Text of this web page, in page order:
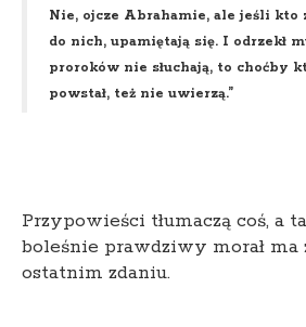
Nie, ojcze Abrahamie, ale jeśli kto
do nich, upamiętają się. I odrzekł
proroków nie słuchają, to choćby
powstał, też nie uwierzą.”
Przypowieści tłumaczą coś, a
boleśnie prawdziwy morał
ostatnim zdaniu.